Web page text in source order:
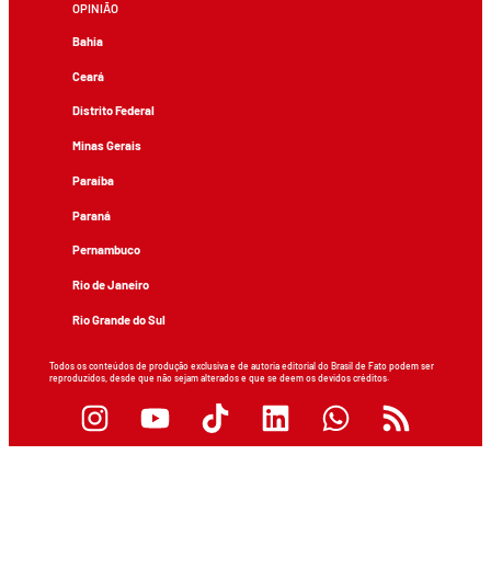
OPINIÃO
Bahia
Ceará
Distrito Federal
Minas Gerais
Paraíba
Paraná
Pernambuco
Rio de Janeiro
Rio Grande do Sul
Todos os conteúdos de produção exclusiva e de autoria editorial do Brasil de Fato podem ser
reproduzidos, desde que não sejam alterados e que se deem os devidos créditos.